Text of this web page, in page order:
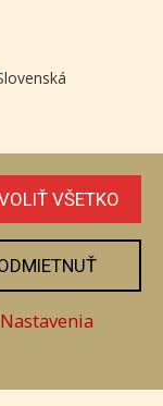
VŠETKO
Nastavenia